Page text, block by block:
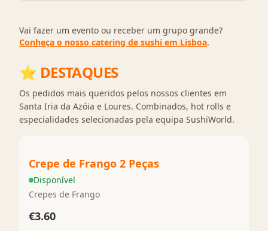
Vai fazer um evento ou receber um grupo grande?
Conheça o nosso catering de sushi em Lisboa.
⭐ DESTAQUES
Os pedidos mais queridos pelos nossos clientes em
Santa Iria da Azóia e Loures. Combinados, hot rolls e
especialidades selecionadas pela equipa SushiWorld.
Crepe de Frango 2 Peças
Disponível
Crepes de Frango
€3.60